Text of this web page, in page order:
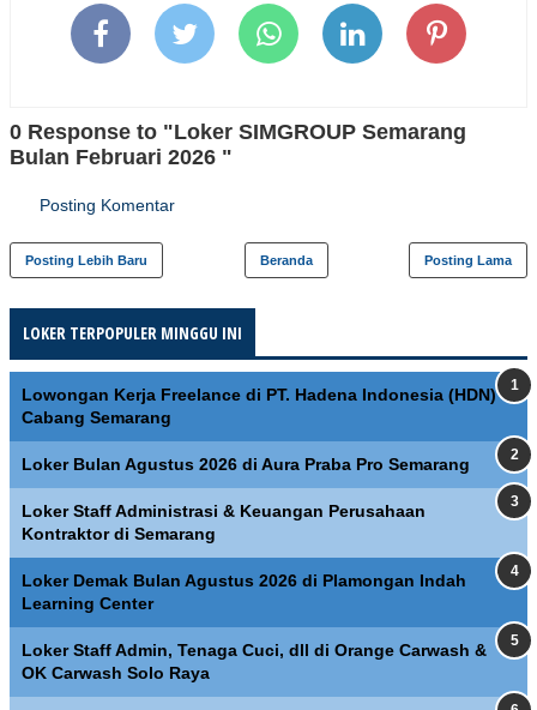
0 Response to "Loker SIMGROUP Semarang
Bulan Februari 2026 "
Posting Komentar
Posting Lebih Baru Posting Lama
Beranda
LOKER TERPOPULER MINGGU INI
Lowongan Kerja Freelance di PT. Hadena Indonesia (HDN)
Cabang Semarang
Loker Bulan Agustus 2026 di Aura Praba Pro Semarang
Loker Staff Administrasi & Keuangan Perusahaan
Kontraktor di Semarang
Loker Demak Bulan Agustus 2026 di Plamongan Indah
Learning Center
Loker Staff Admin, Tenaga Cuci, dll di Orange Carwash &
OK Carwash Solo Raya